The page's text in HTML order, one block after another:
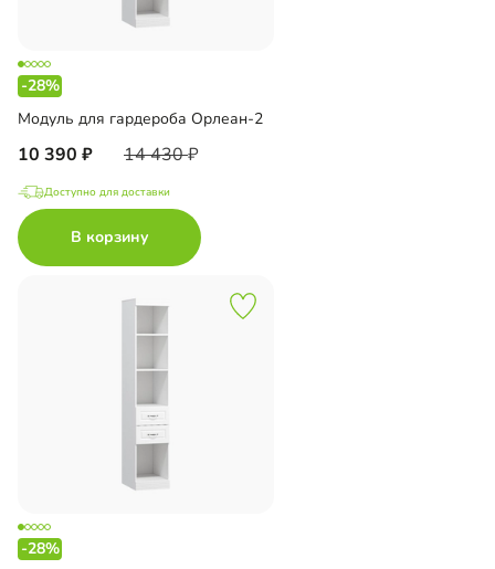
-28%
Модуль для гардероба Орлеан-2
10 390 14 430
Доступно для доставки
В корзину
-28%